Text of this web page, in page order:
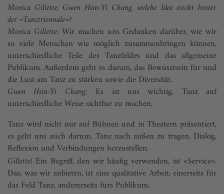
Monica Gillette, Gwen Hsin-Yi Chang, welche Idee steckt hinter
der «Tanztriennale»?
Monica Gillette:Wir machen uns Gedanken darüber, wie wir
so viele Menschen wie möglich zusammenbringen können,
unterschiedliche Teile des Tanzfeldes und das allgemeine
Publikum. Außerdem geht es darum, das Bewusstsein für und
die Lust am Tanz zu stärken sowie die Diversität.
Gwen Hsin-Yi Chang: Es ist uns wichtig, Tanz auf
unterschiedliche Weise sichtbar zu machen.
Tanz wird nicht nur auf Bühnen und in Theatern präsentiert,
es geht uns auch darum, Tanz nach außen zu tragen, Dialog,
Reflexion und Verbindungen herzustellen.
Gillette: Ein Begriff, den wir häufig verwenden, ist «Service».
Das, was wir anbieten, ist eine qualitative Arbeit, einerseits für
das Feld Tanz, andererseits fürs Publikum.